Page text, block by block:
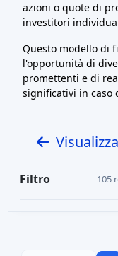
azioni o quote di
investitori
Questo modello di
l'opportunità di
promettenti e di
significativi in caso
Filtro 105